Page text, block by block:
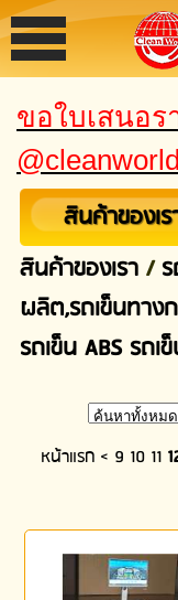
ขอใบเสนอร
สินค้าของเร
สินค้าของเรา/
ผลิต,รถเข็นทา
รถเข็น ABS รถ
หน้าแรก < 9 10 11